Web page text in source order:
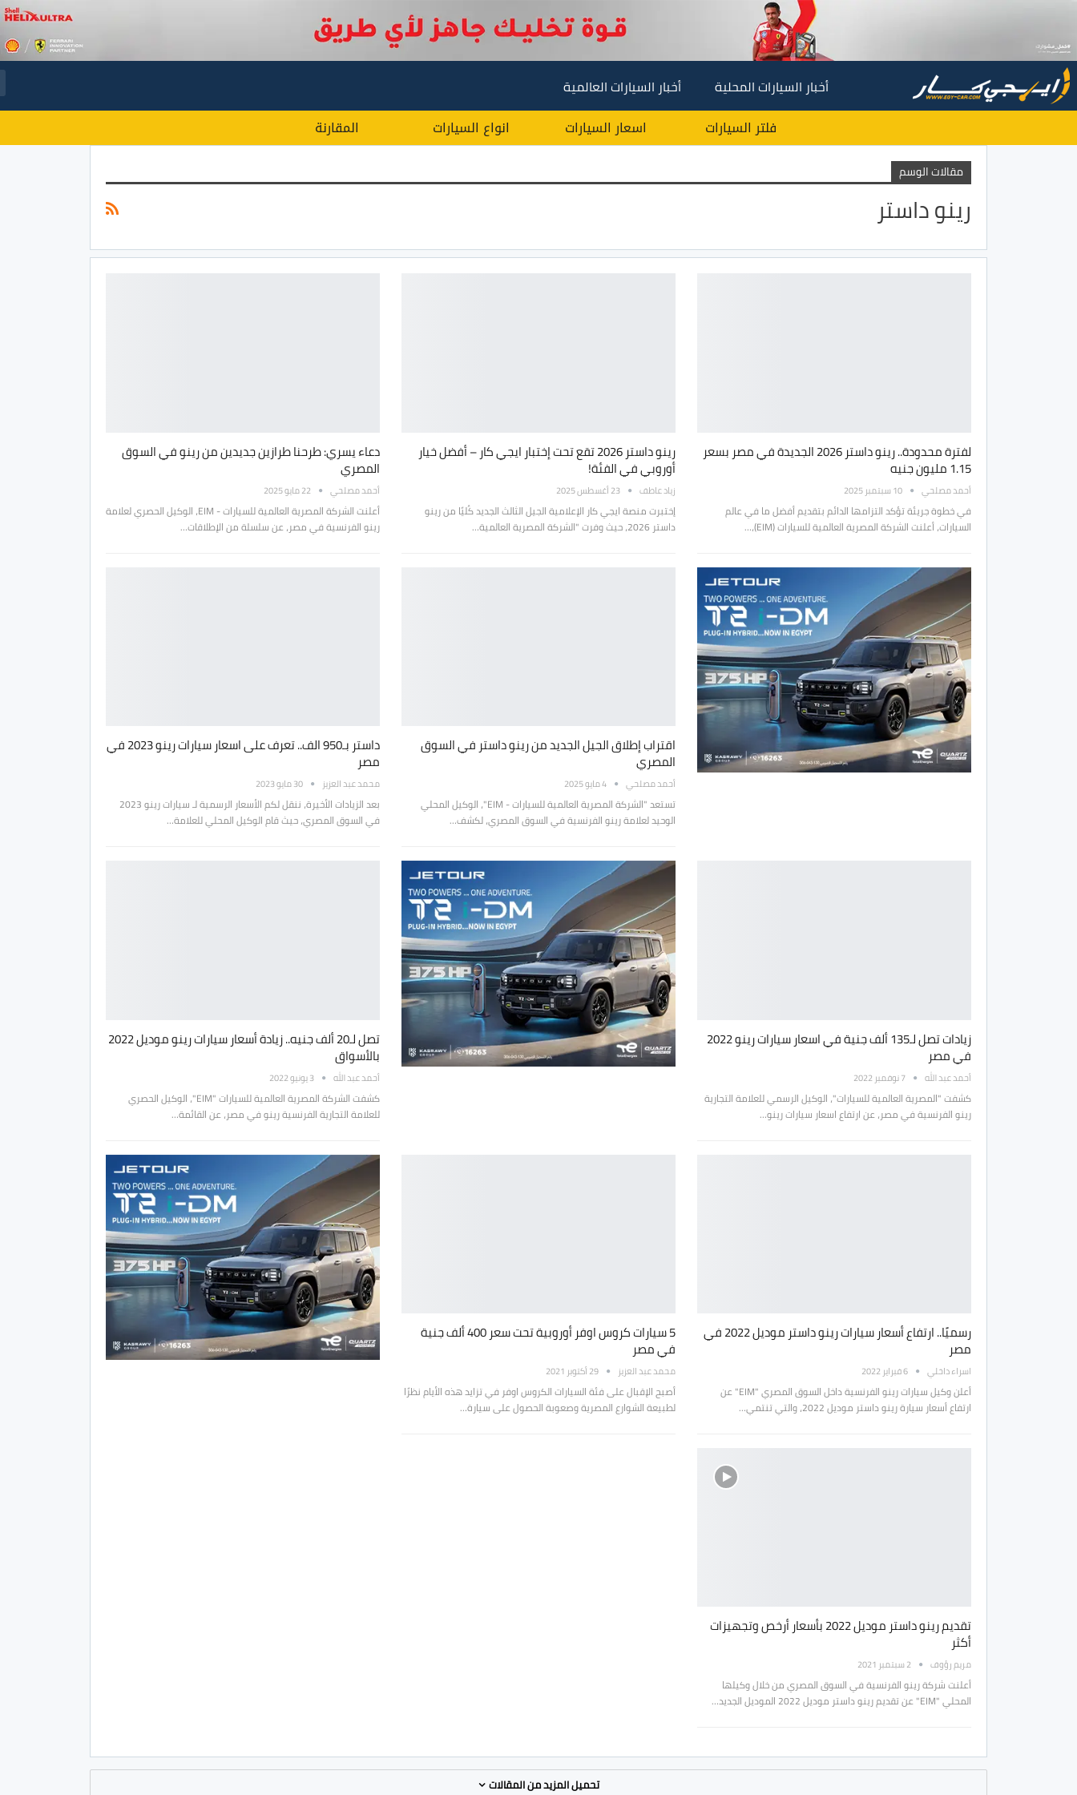
أخبار السيارات المحلية أخبار السيارات العالمية
فلتر السيارات اسعار السيارات انواع السيارات المقارنة
مقالات الوسم
رينو داستر
لفترة محدودة.. رينو داستر 2026 الجديدة في مصر بسعر
1.15 مليون جنيه
أحمد مصلحي 10 سبتمبر 2025
في خطوة جريئة تؤكد التزامها الدائم بتقديم أفضل ما في عالم
السيارات، أعلنت الشركة المصرية العالمية للسيارات (EIM)،…
رينو داستر 2026 تقع تحت إختبار ايجي كار – أفضل خيار
أوروبي في الفئة!
زياد عاطف 23 أغسطس 2025
إختبرت منصة ايجي كار الإعلامية الجيل الثالث الجديد كُليًا من رينو
داستر 2026، حيث وفرت "الشركة المصرية العالمية…
دعاء يسري: طرحنا طرازين جديدين من رينو في السوق
المصري
أحمد مصلحي 22 مايو 2025
أعلنت الشركة المصرية العالمية للسيارات - EIM، الوكيل الحصري لعلامة
رينو الفرنسية في مصر، عن سلسلة من الإطلاقات…
اقتراب إطلاق الجيل الجديد من رينو داستر في السوق
المصري
أحمد مصلحي 4 مايو 2025
تستعد "الشركة المصرية العالمية للسيارات - EIM"، الوكيل المحلي
الوحيد لعلامة رينو الفرنسية في السوق المصري، لكشف…
داستر بـ950 الف.. تعرف على اسعار سيارات رينو 2023 في
مصر
محمد عبد العزيز 30 مايو 2023
بعد الزيادات الأخيرة، ننقل لكم الأسعار الرسمية لـ سيارات رينو 2023
في السوق المصري، حيث قام الوكيل المحلي للعلامة…
زيادات تصل لـ135 ألف جنية في اسعار سيارات رينو 2022
في مصر
أحمد عبد الله 7 نوفمبر 2022
كشفت "المصرية العالمية للسيارات"، الوكيل الرسمي للعلامة التجارية
رينو الفرنسية في مصر، عن ارتفاع اسعار سيارات رينو…
تصل لـ20 ألف جنيه.. زيادة أسعار سيارات رينو موديل 2022
بالأسواق
أحمد عبد الله 3 يونيو 2022
كشفت الشركة المصرية العالمية للسيارات "EIM"، الوكيل الحصري
للعلامة التجارية الفرنسية رينو في مصر، عن القائمة…
رسميًا.. ارتفاع أسعار سيارات رينو داستر موديل 2022 في
مصر
اسراء داخلي 6 فبراير 2022
أعلن وكيل سيارات رينو الفرنسية داخل السوق المصري "EIM" عن
ارتفاع أسعار سيارة رينو داستر موديل 2022، والتي تنتمي…
5 سيارات كروس اوفر أوروبية تحت سعر 400 ألف جنية
في مصر
محمد عبد العزيز 29 أكتوبر 2021
أصبح الإقبال على فئة السيارات الكروس اوفر في تزايد هذه الأيام نظرًا
لطبيعة الشوارع المصرية وصعوبة الحصول على سيارة…
تقديم رينو داستر موديل 2022 بأسعار أرخص وتجهيزات
أكثر
مريم رؤوف 2 سبتمبر 2021
أعلنت شركة رينو الفرنسية في السوق المصري من خلال وكيلها
المحلي "EIM" عن تقديم رينو داستر موديل 2022 الموديل الجديد…
تحميل المزيد من المقالات